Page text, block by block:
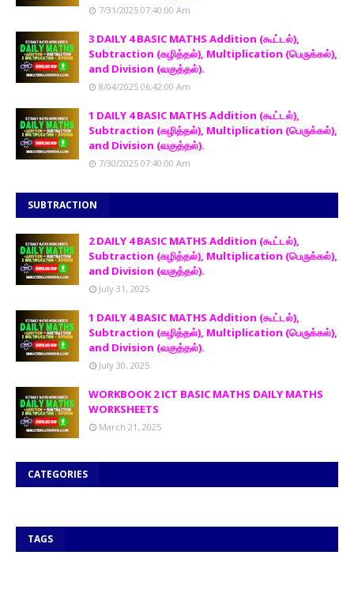
7/31/2025 07:40:00 Am
3 DAILY 4 BASIC MATHS Addition (கூட்டல்),
Subtraction (கழித்தல்), Multiplication (பெருக்கல்),
and Division (வகுத்தல்).
8/04/2025 06:42:00 Am
1 DAILY 4 BASIC MATHS Addition (கூட்டல்),
Subtraction (கழித்தல்), Multiplication (பெருக்கல்),
and Division (வகுத்தல்).
7/30/2025 07:40:00 Am
SUBTRACTION
2 DAILY 4 BASIC MATHS Addition (கூட்டல்),
Subtraction (கழித்தல்), Multiplication (பெருக்கல்),
and Division (வகுத்தல்).
July 31, 2025
1 DAILY 4 BASIC MATHS Addition (கூட்டல்),
Subtraction (கழித்தல்), Multiplication (பெருக்கல்),
and Division (வகுத்தல்).
July 30, 2025
WORKBOOK 2 ICT BASIC MATHS DAILY MATHS
WORKSHEETS
March 21, 2025
CATEGORIES
TAGS